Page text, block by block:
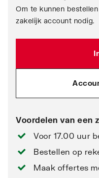
Om te kunnen
zakelijk account nodig.
Voordelen van een
Voor 17.00 uur
Bestellen op
Maak offertes